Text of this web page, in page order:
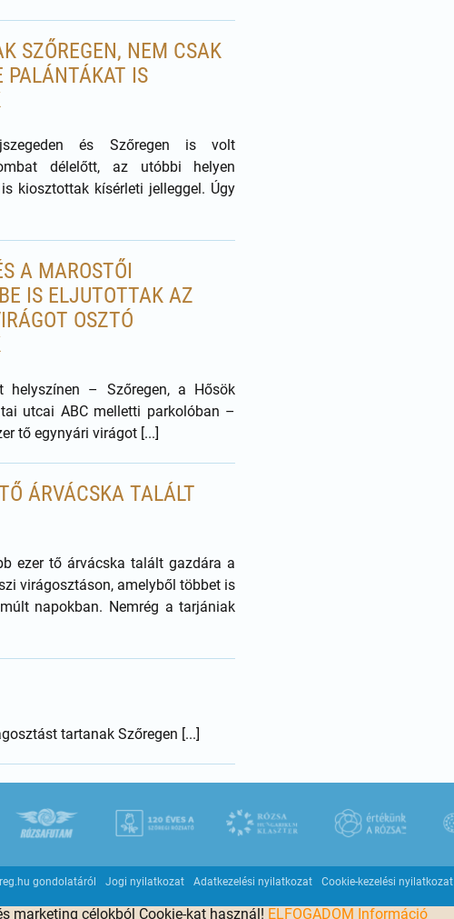
SZŐREGEN, NEM CSAK
PALÁNTÁKAT IS
és Szőregen is volt
délelőtt, az utóbbi helyen
kiosztottak kísérleti jelleggel. Úgy
A MAROSTŐI
IS ELJUTOTTAK AZ
OSZTÓ
helyszínen – Szőregen, a Hősök
utcai ABC melletti parkolóban –
tő egynyári virágot [...]
ÁRVÁCSKA TALÁLT
ezer tő árvácska talált gazdára a
virágosztáson, amelyből többet is
napokban. Nemrég a tarjániak
tartanak Szőregen [...]
gondolatáról Jogi nyilatkozat Adatkezelési nyilatkozat Cookie-kezelési nyilatkozat
marketing célokból Cookie-kat használ! ELFOGADOM Információ